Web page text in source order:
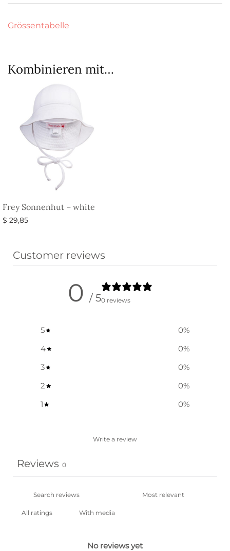
Grössentabelle
Kombinieren mit…
Frey Sonnenhut – white
$ 29,85
Customer reviews
0 / 50 reviews
5 0%
4
0%
3
0%
2
0%
1
0%
Write a review
Reviews 0
With media
No reviews yet